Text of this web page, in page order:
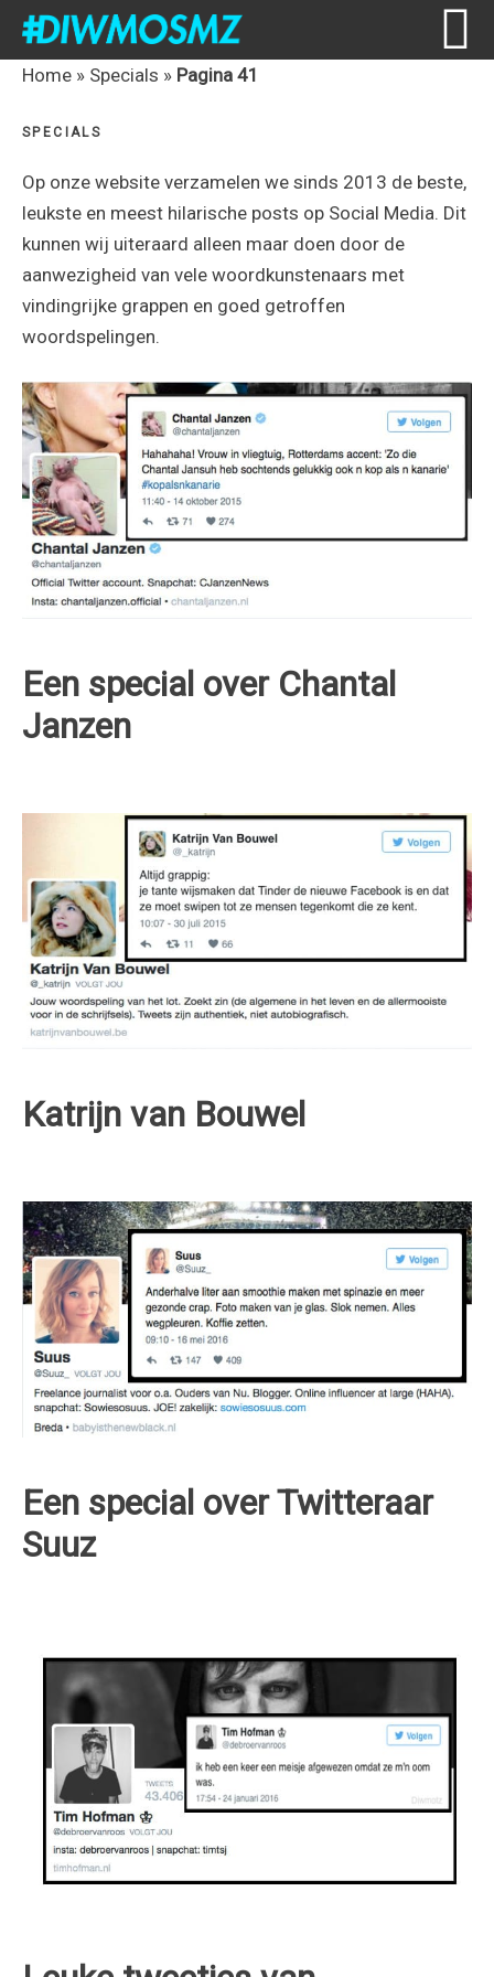
Skip
primary
Skip
content
Skip
primary
Skip
footer
Home » Specials » Pagina 41
SPECIALS
Op onze website verzamelen we sinds 2013 de beste,
leukste en meest hilarische posts op Social Media. Dit
kunnen wij uiteraard alleen maar doen door de
aanwezigheid van vele woordkunstenaars met
vindingrijke grappen en goed getroffen
woordspelingen.
Een special over Chantal
Janzen
Katrijn van Bouwel
Een special over Twitteraar
Suuz